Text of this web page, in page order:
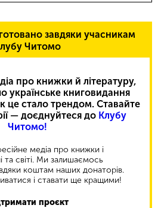
завдяки учасникам
Читомо
про книжки й літературу,
українське книговидання
це стало трендом. Ставайте
— доєднуйтеся до Клубу
Читомо!
медіа про книжки і
та світі. Ми залишаємось
коштам наших донаторів.
і ставати ще кращими!
проєкт